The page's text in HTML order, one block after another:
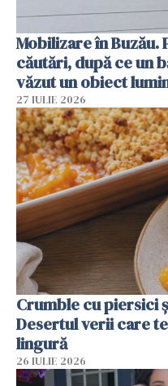
Mobilizare în
căutări, după ce un
văzut un obiect
27 IULIE 2026
Crumble cu piersici
Desertul verii care
lingură
26 IULIE 2026